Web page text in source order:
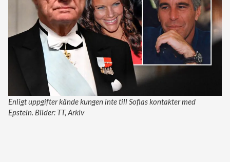
Enligt uppgifter kände kungen inte till Sofias kontakter med
Epstein. Bilder: TT, Arkiv